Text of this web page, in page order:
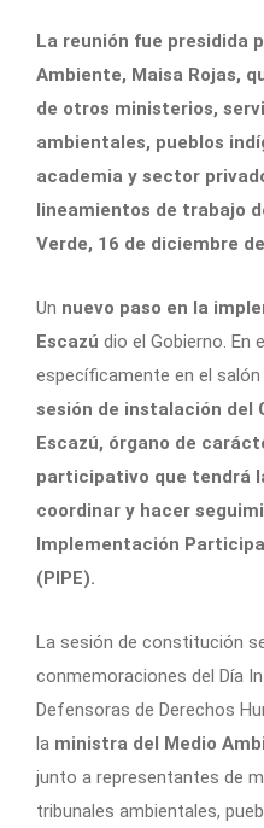
La reunión fue presidida
Ambiente, Maisa Rojas,
de otros ministerios,
ambientales, pueblos
academia y sector
lineamientos de trabajo
Verde, 16 de diciembre
Un nuevo paso en la
Escazú dio el Gobierno. En
específicamente en el
sesión de instalación del
Escazú, órgano de
participativo que tendrá
coordinar y hacer
Implementación
(PIPE).
La sesión de constitución
conmemoraciones del Día
Defensoras de Derechos
la ministra del Medio
junto a representantes de
tribunales ambientales,